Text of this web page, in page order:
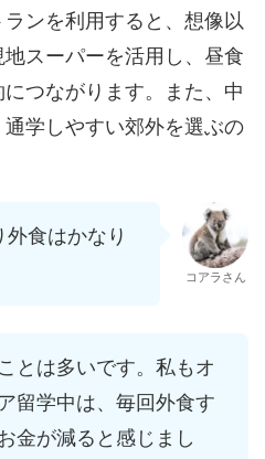
ンを利用すると、想像以
地スーパーを活用し、昼食
つながります。また、中
学しやすい郊外を選ぶの
食はかなり
コアラさん
とは多いです。私もオ
留学中は、毎回外食す
金が減ると感じまし